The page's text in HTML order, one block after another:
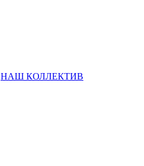
НАШ КОЛЛЕКТИВ